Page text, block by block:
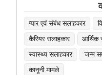
प्यार एवं संबंध सलाहकार
कैरियर सलाहकार
आर्थिक
स्वास्थ्य सलाहकार
जन्म
कानूनी मामले